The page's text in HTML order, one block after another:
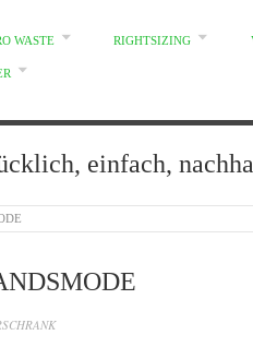
WASTE RIGHTSIZING
einfach,